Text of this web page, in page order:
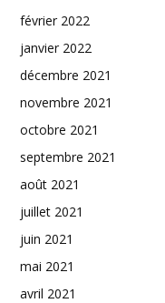
février 2022
janvier 2022
décembre 2021
novembre 2021
octobre 2021
septembre 2021
août 2021
juillet 2021
juin 2021
mai 2021
avril 2021